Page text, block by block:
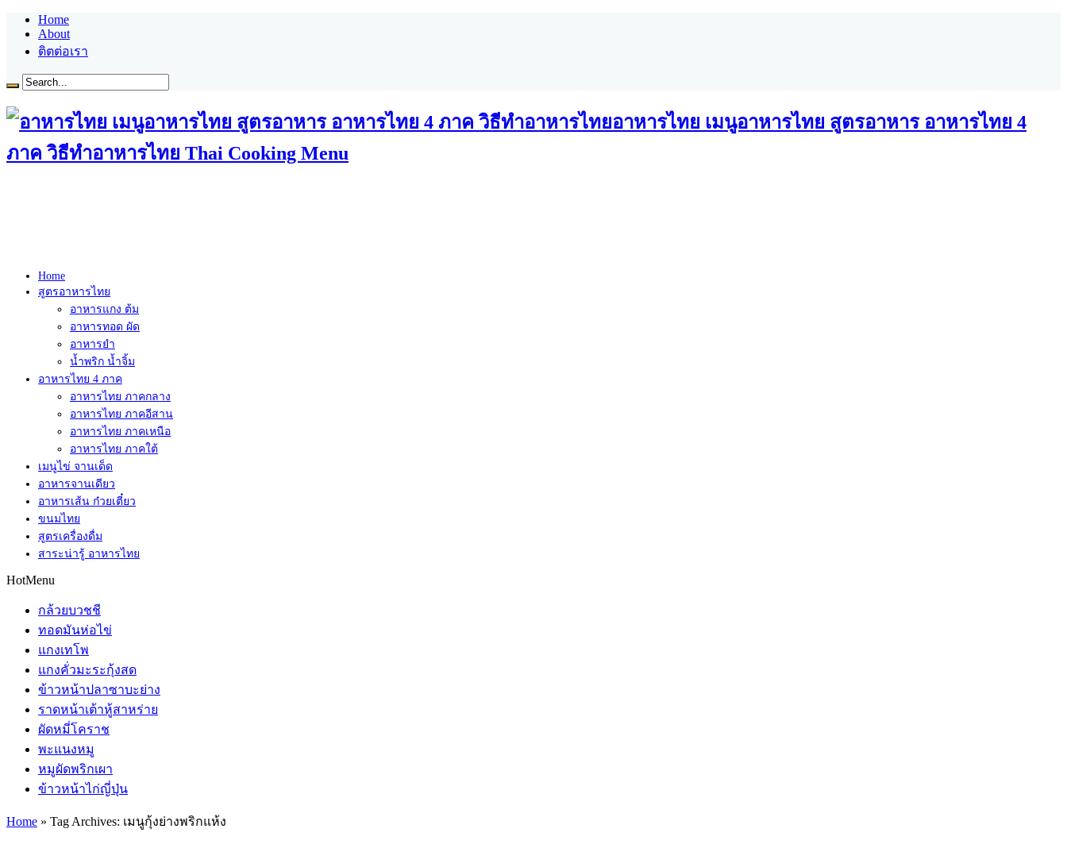
Home
About
ติตต่อเรา
อาหารไทย เมนูอาหารไทย สูตรอาหาร อาหารไทย 4
ภาค วิธีทำอาหารไทย Thai Cooking Menu
Home
สูตรอาหารไทย
อาหารแกง ต้ม
อาหารทอด ผัด
อาหารยำ
น้ำพริก น้ำจิ้ม
อาหารไทย 4 ภาค
อาหารไทย ภาคกลาง
อาหารไทย ภาคอีสาน
อาหารไทย ภาคเหนือ
อาหารไทย ภาคใต้
เมนูไข่ จานเด็ด
อาหารจานเดียว
อาหารเส้น ก๋วยเตี๋ยว
ขนมไทย
สูตรเครื่องดื่ม
สาระน่ารู้ อาหารไทย
HotMenu
กล้วยบวชชี
ทอดมันห่อไข่
แกงเทโพ
แกงคั่วมะระกุ้งสด
ข้าวหน้าปลาซาบะย่าง
ราดหน้าเต้าหู้สาหร่าย
ผัดหมี่โคราช
พะแนงหมู
หมูผัดพริกเผา
ข้าวหน้าไก่ญี่ปุ่น
Home » Tag Archives: เมนูกุ้งย่างพริกแห้ง